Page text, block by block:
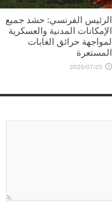
الرئيس الفرنسي: حشد جميع
الإمكانات المدنية والعسكرية
لمواجهة حرائق الغابات
المستعرة
2026/07/25